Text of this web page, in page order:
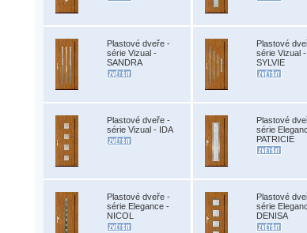
Plastové dveře -
série Vizual -
SANDRA
Plastové
série Vizual -
SYLVIE
Plastové dveře -
série Vizual - IDA
Plastové
série
PATRICIE
Plastové dveře -
série Elegance -
NICOL
Plastové
série
DENISA